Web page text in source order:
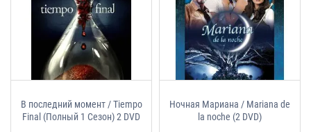
В последний момент / Tiempo
Final (Полный 1 Сезон) 2 DVD
Ночная Мариана / Mariana de
la noche (2 DVD)